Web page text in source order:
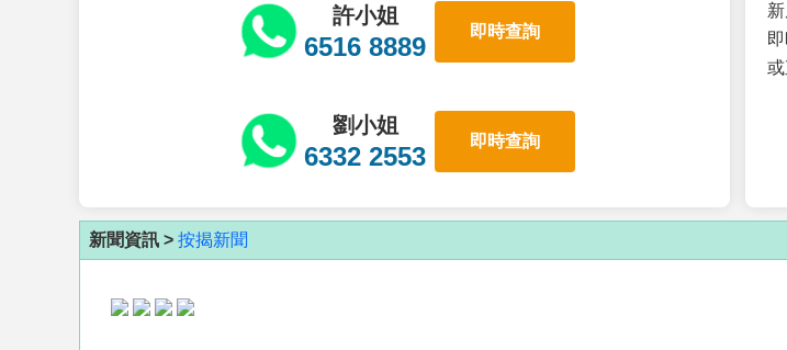
許小姐
6516 8889
即時查詢
劉小姐
6332 2553
即時查詢
新聞資訊 > 按揭新聞